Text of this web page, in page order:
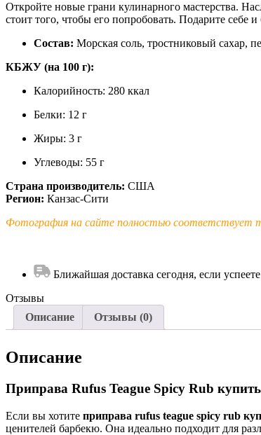
Откройте новые грани кулинарного мастерства.
стоит того, чтобы его попробовать. Подарите себе
Состав: Морская соль, тростниковый сахар,
КБЖУ (на 100 г):
Калорийность: 280 ккал
Белки: 12 г
Жиры: 3 г
Углеводы: 55 г
Страна производитель: США
Регион: Канзас-Сити
Фотография на сайте полностью соответствует
Ближайшая доставка сегодня, если
Отзывы
Описание
Отзывы (0)
Описание
Приправа Rufus Teague Spicy Rub
Если вы хотите приправа rufus teague spicy rub
ценителей барбекю. Она идеально подходит для